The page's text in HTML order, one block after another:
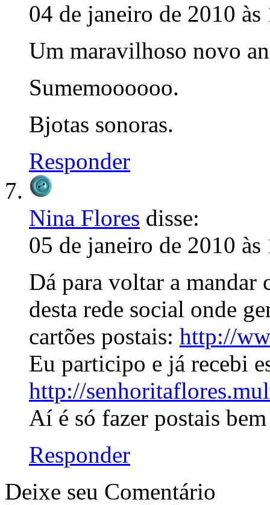
04 de janeiro de 2010 às
Um maravilhoso novo
Sumemoooooo.
Bjotas sonoras.
Responder
Nina Flores disse:
05 de janeiro de 2010 às
Dá para voltar a mandar
desta rede social onde
cartões postais: http://
Eu participo e já recebi
http://
Aí é só fazer postais
Responder
Deixe seu Comentário